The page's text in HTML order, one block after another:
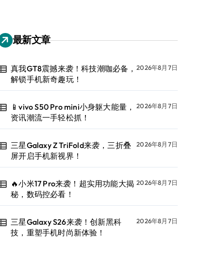
最新文章
真我GT8震撼来袭！科技潮咖必备，
解锁手机新奇趣玩！
2026年8月7日
📱vivo S50 Pro mini小身躯大能量，
资讯潮流一手轻松抓！
2026年8月7日
三星Galaxy Z TriFold来袭，三折叠
屏开启手机新视界！
2026年8月7日
🔥小米17 Pro来袭！超实用功能大揭
秘，数码控必看！
2026年8月7日
三星Galaxy S26来袭！创新黑科
技，重塑手机时尚新体验！
2026年8月7日